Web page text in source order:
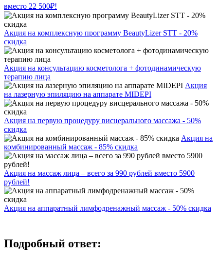
вместо 22 500₽!
Акция на комплексную программу BeautyLizer STT - 20%
скидка
Акция на консультацию косметолога + фотодинамическую
терапию лица
Акция
на лазерную эпиляцию на аппарате MIDEPI
Акция на первую процедуру висцерального массажа - 50%
скидка
Акция на
комбинированный массаж - 85% скидка
Акция на массаж лица – всего за 990 рублей вместо 5900
рублей!
Акция на аппаратный лимфодренажный массаж - 50% скидка
Подробный ответ: